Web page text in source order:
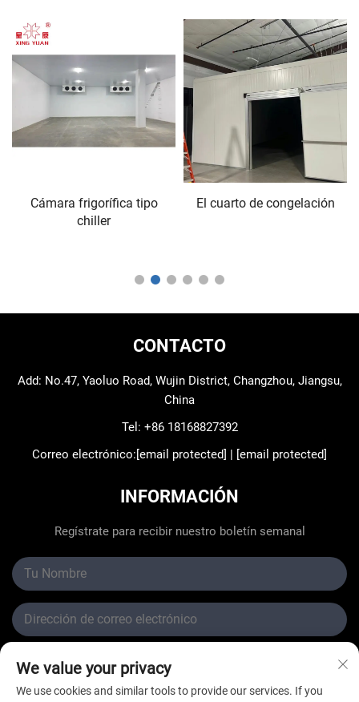
Cámara frigorífica tipo
chiller
El cuarto de congelación
CONTACTO
Add: No.47, Yaoluo Road, Wujin District, Changzhou, Jiangsu,
China
Tel: +86 18168827392
Correo electrónico: [email protected] [email protected]
INFORMACIÓN
Regístrate para recibir nuestro boletín semanal
Enviar
We value your privacy
We use cookies and similar tools to provide our services. If you